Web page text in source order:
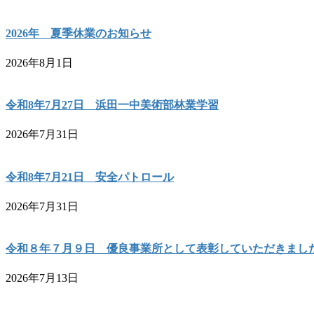
2026年 夏季休業のお知らせ
2026年8月1日
令和8年7月27日 浜田一中美術部林業学習
2026年7月31日
令和8年7月21日 安全パトロール
2026年7月31日
令和８年７月９日 優良事業所として表彰していただきまし
2026年7月13日